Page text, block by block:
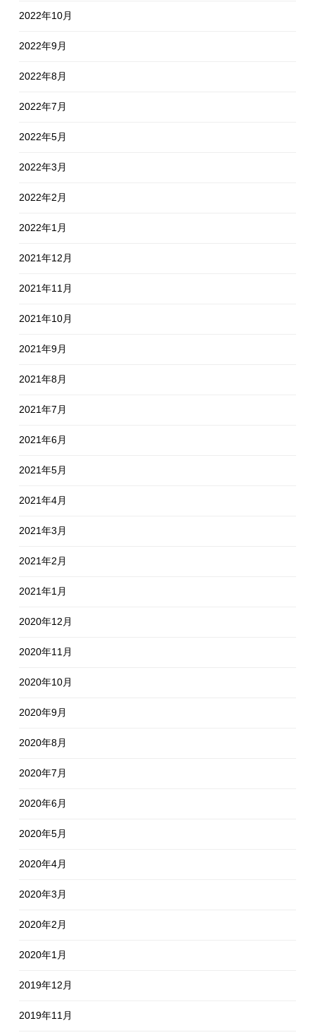
2022年10月
2022年9月
2022年8月
2022年7月
2022年5月
2022年3月
2022年2月
2022年1月
2021年12月
2021年11月
2021年10月
2021年9月
2021年8月
2021年7月
2021年6月
2021年5月
2021年4月
2021年3月
2021年2月
2021年1月
2020年12月
2020年11月
2020年10月
2020年9月
2020年8月
2020年7月
2020年6月
2020年5月
2020年4月
2020年3月
2020年2月
2020年1月
2019年12月
2019年11月